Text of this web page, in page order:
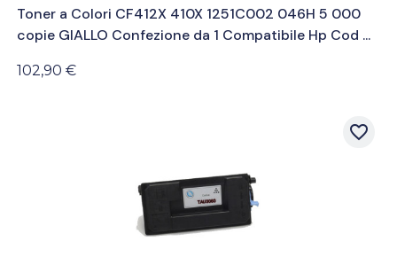
Toner a Colori CF412X 410X 1251C002 046H 5 000
copie GIALLO Confezione da 1 Compatibile Hp Cod ...
102,90 €
favorite_border